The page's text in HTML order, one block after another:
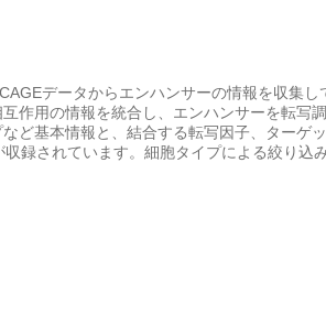
データからエンハンサーの情報を収集し
作用の情報を統合し、エンハンサーを転写
ど基本情報と、結合する転写因子、ターゲッ
録されています。細胞タイプによる絞り込